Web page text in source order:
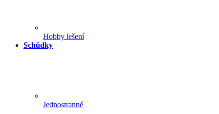
Hobby lešení
Schůdky
Jednostranné